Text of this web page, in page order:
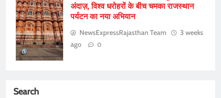
अंदाज़, विश्व धरोहरों के बीच चमका राजस्थान
पर्यटन का नया अभियान
NewsExpressRajasthan Team
3 weeks
ago
0
Search